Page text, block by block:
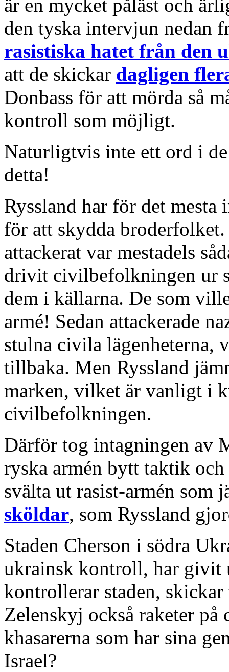
är en mycket påläst och
den tyska intervjun nedan
rasistiska hatet från den
att de skickar dagligen
Donbass för att mörda så
kontroll som möjligt.
Naturligtvis inte ett ord i
detta!
Ryssland har för det
för att skydda
attackerat var mestadels
drivit civilbefolkningen ur
dem i källarna. De som
armé! Sedan attackerade
stulna civila lägenheterna,
tillbaka. Men Ryssland
marken, vilket är vanligt i
civilbefolkningen.
Därför tog intagningen av
ryska armén bytt taktik
svälta ut rasist-armén som
sköldar, som Ryssland
Staden Cherson i södra
ukrainsk kontroll, har
kontrollerar staden,
Zelenskyj också raketer
khasarerna som har sina
Israel?